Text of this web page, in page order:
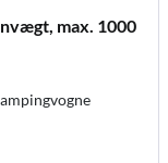
max. 1000